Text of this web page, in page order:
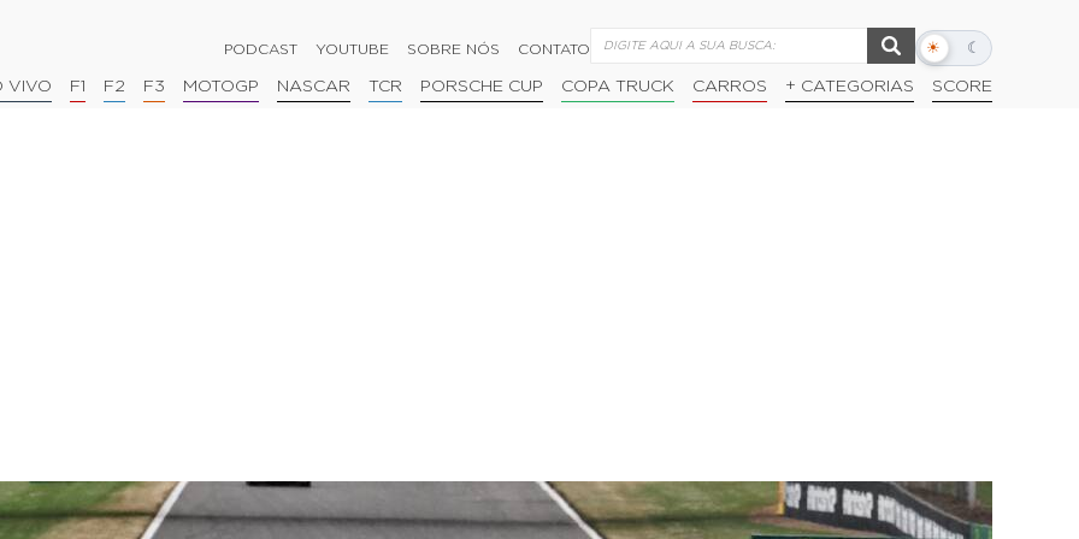
PODCAST YOUTUBE SOBRE NÓS CONTATO ☀ ☾
Alternar
escuro
VIVO F1 F2 F3 MOTOGP NASCAR TCR PORSCHE CUP COPA TRUCK CARROS + CATEGORIAS SCORE